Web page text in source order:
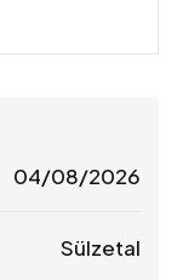
04/08/2026
Sülzetal